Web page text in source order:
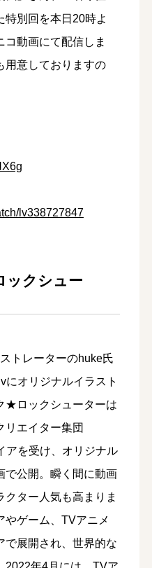
特別回を本日20時よ
コ動画にて配信しま
用意しておりますの
lv338727847
ックシュー
トレーターのhuke氏
にオリジナルイラスト
★ロックシューターは
リエイター集団
アを受け、オリジナル
で公開。瞬く間に動画
ター人気も高まりま
やゲーム、TVアニメ
で展開され、世界的な